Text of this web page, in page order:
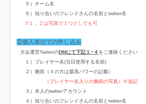
５）チーム名
６）知り合いのフレンドさんの名前とtwitter名
※１，２は写真で１つとしても可
②個人単位での申し込み
大会運営TwitterのDMにて下記１~４ をご連絡ください
１）プレイヤー名(当日使用する名前)
２）腕前（Ｘの方は最高パワーの記載）
（プレイヤー名入りの腕前の写真）※追記
３）本人のtwitterアカウント
４）知り合いのフレンドさんの名前とtwitter名